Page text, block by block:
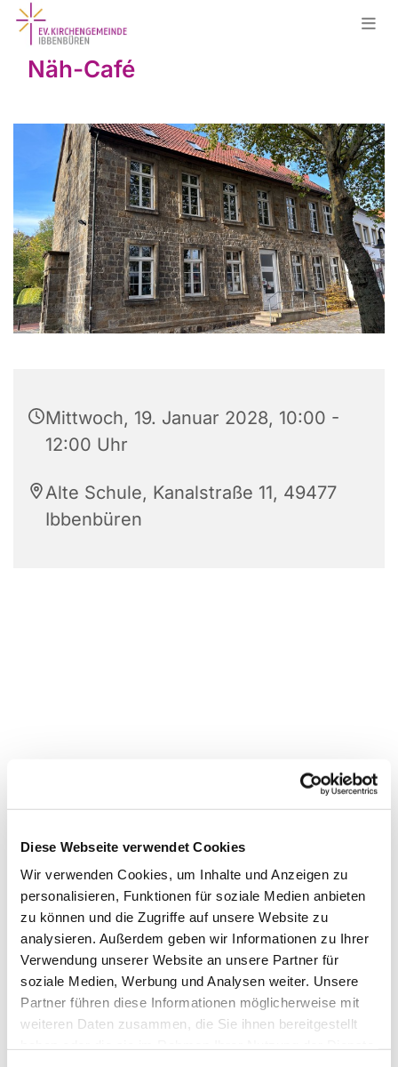
Diese Webseite verwendet Cookies
Wir verwenden Cookies, um Inhalte und Anzeigen zu
personalisieren, Funktionen für soziale Medien anbieten
zu können und die Zugriffe auf unsere Website zu
analysieren. Außerdem geben wir Informationen zu Ihrer
Verwendung unserer Website an unsere Partner für
soziale Medien, Werbung und Analysen weiter. Unsere
Partner führen diese Informationen möglicherweise mit
weiteren Daten zusammen, die Sie ihnen bereitgestellt
Näh-Café
Mittwoch, 19. Januar 2028, 10:00 -
12:00 Uhr
Alte Schule, Kanalstraße 11, 49477
Ibbenbüren
Dies könnte Sie auch
interessieren